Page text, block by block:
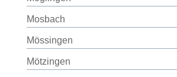
Mosbach
Mössingen
Mötzingen